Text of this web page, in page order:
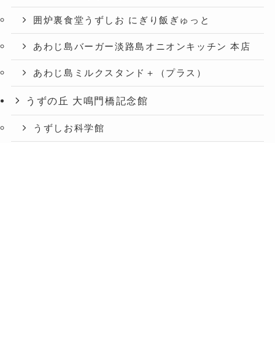
囲炉裏食堂うずしお にぎり飯ぎゅっと
あわじ島バーガー淡路島オニオンキッチン 本店
あわじ島ミルクスタンド＋（プラス）
うずの丘 大鳴門橋記念館
うずしお科学館